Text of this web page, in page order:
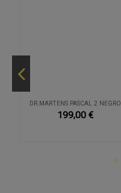
DR.MARTENS PASCAL 2 NEGRO
199,00 €